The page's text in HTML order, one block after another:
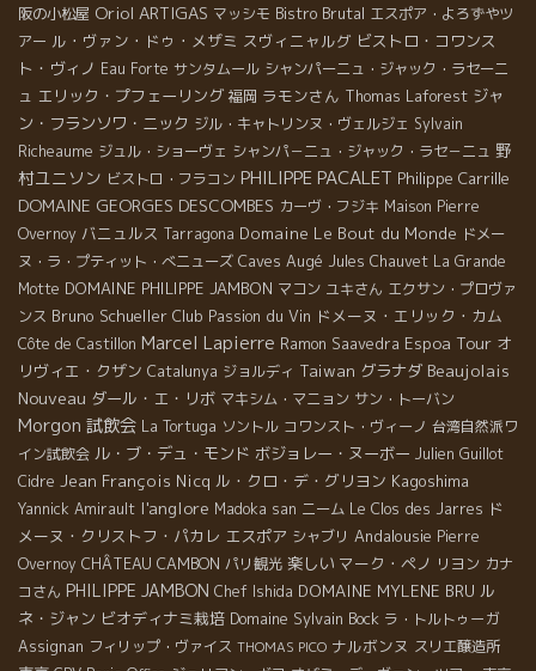
阪の小松屋 Oriol ARTIGAS マッシモ Bistro Brutal エスポア・よろずやツ
アー ル・ヴァン・ドゥ・メザミ スヴィニャルグ ビストロ・コワンス
ト・ヴィノ Eau Forte サンタムール シャンパーニュ・ジャック・ラセーニ
ュ エリック・プフェーリング 福岡 ラモンさん Thomas Laforest ジャ
ン・フランソワ・ニック ジル・キャトリンヌ・ヴェルジェ Sylvain
Richeaume ジュル・ショーヴェ シャンパ－ニュ・ジャック・ラセ－ニュ 野
村ユニソン ビストロ・フラコン PHILIPPE PACALET Philippe Carrille
DOMAINE GEORGES DESCOMBES カーヴ・フジキ Maison Pierre
Overnoy バニュルス Tarragona Domaine Le Bout du Monde ドメー
ヌ・ラ・プティット・べニューズ Caves Augé Jules Chauvet La Grande
Motte DOMAINE PHILIPPE JAMBON マコン ユキさん エクサン・プロヴァ
ンス Bruno Schueller Club Passion du Vin ドメーヌ・エリック・カム
Côte de Castillon Marcel Lapierre Ramon Saavedra Espoa Tour オ
リヴィエ・クザン Catalunya ジョルディ Taiwan グラナダ Beaujolais
Nouveau ダール・エ・リボ マキシム・マニョン サン・トーバン
Morgon 試飲会 La Tortuga ソントル コワンスト・ヴィーノ 台湾自然派ワ
イン試飲会 ル・ブ・デュ・モンド ボジョレー・ヌーボー Julien Guillot
Cidre Jean François Nicq ル・クロ・デ・グリヨン Kagoshima
Yannick Amirault l'anglore Madoka san ニーム Le Clos des Jarres ド
メーヌ・クリストフ・パカレ エスポア シャブリ Andalousie Pierre
Overnoy CHÂTEAU CAMBON パリ観光 楽しい マーク・ペノ リヨン カナ
コさん PHILIPPE JAMBON Chef Ishida DOMAINE MYLENE BRU ル
ネ・ジャン ビオディナミ栽培 Domaine Sylvain Bock ラ・トルトゥーガ
Assignan フィリップ・ヴァイス THOMAS PICO ナルボンヌ スリエ醸造所